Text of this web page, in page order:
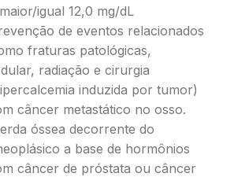
igual 12,0 mg/dL
de eventos relacionados
fraturas patológicas,
radiação e cirurgia
induzida por tumor)
câncer metastático no osso.
óssea decorrente do
a base de hormônios
câncer de próstata ou câncer